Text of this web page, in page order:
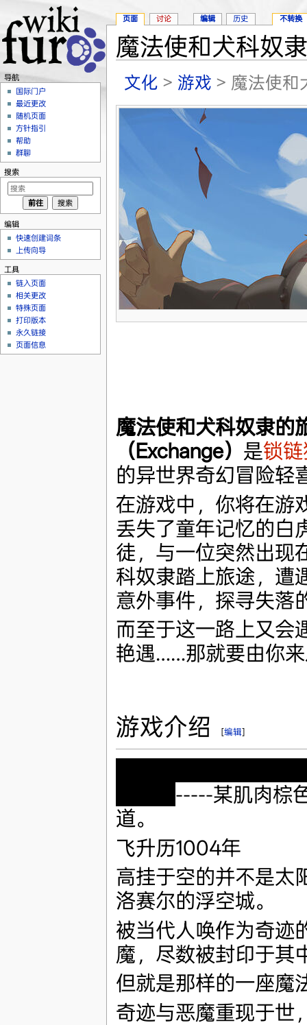
魔法使和犬科奴
文化 > 游戏 > 魔法使和
魔法使和犬科奴隶的
（Exchange） 是锁
的异世界奇幻冒险轻
在游戏中，你将在游
丢失了童年记忆的白
徒，与一位突然出现
科奴隶踏上旅途，遭
意外事件，探寻失落
而至于这一路上又会
艳遇……那就要由你
游戏介绍 [编辑]
-----某肌肉棕
道。
飞升历1004年
高挂于空的并不是太
洛赛尔的浮空城。
被当代人唤作为奇迹
魔，尽数被封印于其
但就是那样的一座魔
奇迹与恶魔重现于世
页面 讨论 编辑 历史 不转换
导航
国际门户
最近更改
随机页面
方针指引
帮助
群聊
搜索
编辑
快速创建词条
上传向导
工具
链入页面
相关更改
特殊页面
打印版本
永久链接
页面信息